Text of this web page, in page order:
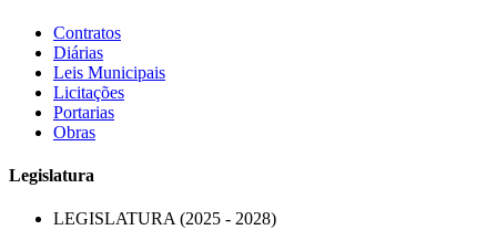
Contratos
Diárias
Leis Municipais
Licitações
Portarias
Obras
Legislatura
LEGISLATURA (2025 - 2028)